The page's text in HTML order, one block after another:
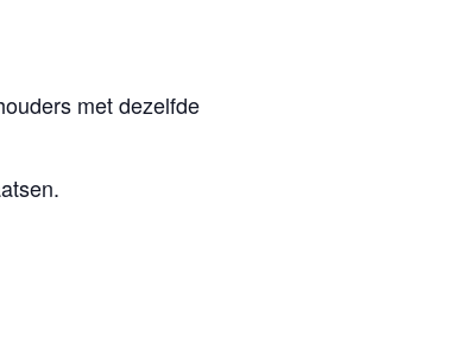
met dezelfde